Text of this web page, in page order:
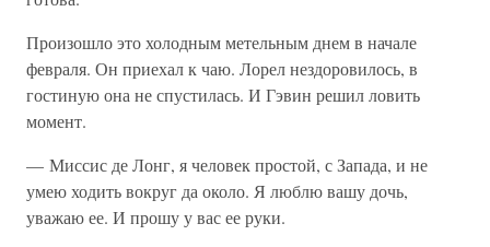
Произошло это холодным метельным днем в начале
февраля. Он приехал к чаю. Лорел нездоровилось, в
гостиную она не спустилась. И Гэвин решил ловить
момент.
— Миссис де Лонг, я человек простой, с Запада, и не
умею ходить вокруг да около. Я люблю вашу дочь,
уважаю ее. И прошу у вас ее руки.